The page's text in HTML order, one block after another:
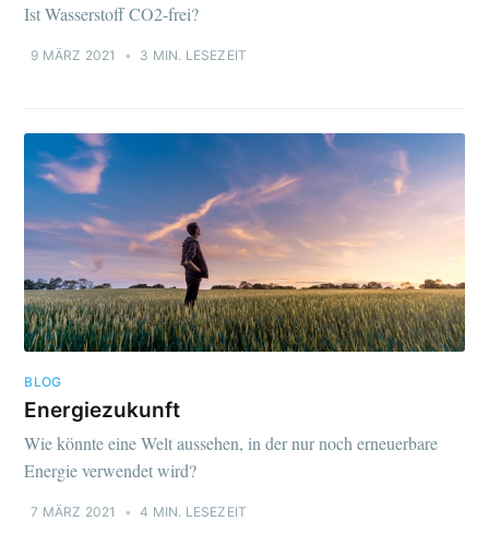
Ist Wasserstoff CO2-frei?
9 MÄRZ 2021 • 3 MIN. LESEZEIT
BLOG
Energiezukunft
Wie könnte eine Welt aussehen, in der nur noch erneuerbare
Energie verwendet wird?
7 MÄRZ 2021 • 4 MIN. LESEZEIT